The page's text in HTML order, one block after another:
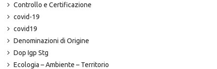
Controllo e Certificazione
covid-19
covid19
Denominazioni di Origine
Dop Igp Stg
Ecologia – Ambiente – Territorio